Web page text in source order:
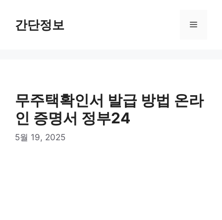
간단정보 메
무주택확인서 발급 방법 온라
인 증명서 정부24
5월 19, 2025